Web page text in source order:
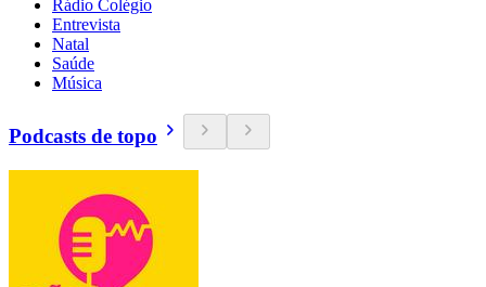
Rádio Colégio
Entrevista
Natal
Saúde
Música
Podcasts de topo